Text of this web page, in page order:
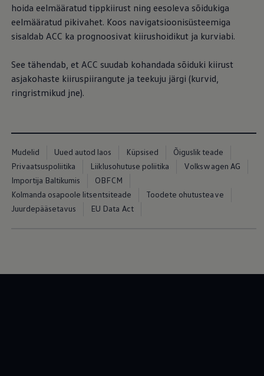
Mootoriõli ja töövedelikud
Veljed ja rehvid
Avarii- ja rikkeabi
Volkswageni teenindus
Sise- ja väliskaitse
Transpordi- ja pagasilahendused
Meelelahutus ja elektroonika
Isikupärastamine
Tagasikutsumiskampaaniad
Teie Volkswageni uusimad
Teie Volkswageni uusimad
Digitaalne juhend
myVolkswagen
Takata turvapadja ohutusalane tagasikutsumine
hoida eelmääratud tippkiirust ning eesoleva sõidukiga
eelmääratud pikivahet. Koos navigatsioonisüsteemiga
sisaldab ACC ka prognoosivat kiirushoidikut ja kurviabi.
See tähendab, et ACC suudab kohandada sõiduki kiirust
asjakohaste kiiruspiirangute ja teekuju järgi (kurvid,
ringristmikud jne).
Mudelid Uued autod laos Küpsised
Õiguslik teade
Privaatsuspoliitika
Liiklusohutuse poliitika
Volkswagen AG
Importija Baltikumis
OBFCM
Kolmanda osapoole litsentsiteade
Toodete ohutusteave
Juurdepääsetavus
EU Data Act